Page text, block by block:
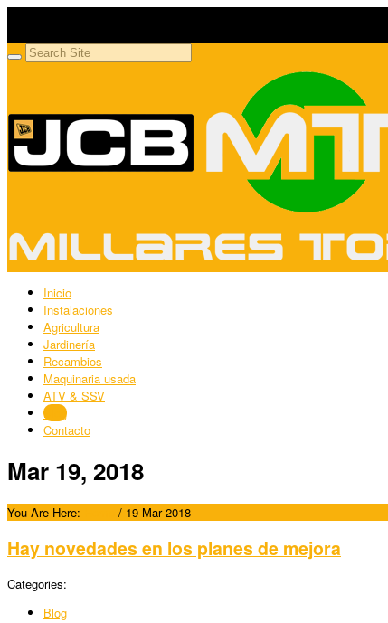
Inicio
Instalaciones
Agricultura
Jardinería
Recambios
Maquinaria usada
ATV & SSV
Blog
Contacto
Mar 19, 2018
You Are Here: / 19 Mar 2018
Hay novedades en los planes de mejora
Categories:
Blog